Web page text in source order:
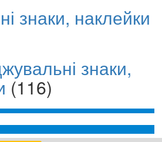
знаки, наклейки
знаки,
(116)